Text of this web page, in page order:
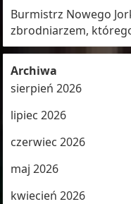
Burmistrz Nowego
zbrodniarzem,
Archiwa
sierpień 2026
lipiec 2026
czerwiec 2026
maj 2026
kwiecień 2026